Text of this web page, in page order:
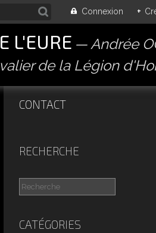
Connexion +
L'EURE
Andrée
de la Légion
CONTACT
RECHERCHE
CATÉGORIES